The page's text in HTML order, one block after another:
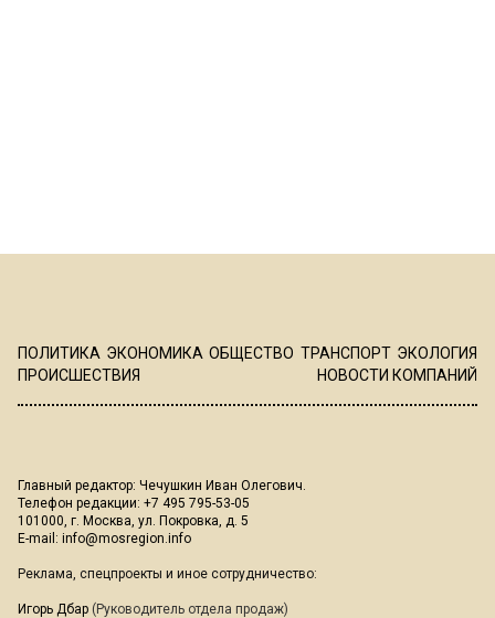
ПОЛИТИКА ЭКОНОМИКА ОБЩЕСТВО ТРАНСПОРТ ЭКОЛОГИЯ
ПРОИСШЕСТВИЯ
НОВОСТИ КОМПАНИЙ
Главный редактор: Чечушкин Иван Олегович.
Телефон редакции: +7 495 795-53-05
101000, г. Москва, ул. Покровка, д. 5
E-mail: info@mosregion.info
Реклама, спецпроекты и иное сотрудничество:
Игорь Дбар (Руководитель отдела продаж)